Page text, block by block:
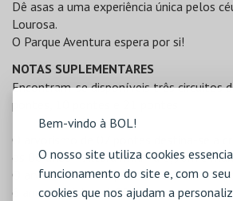
Bem-vindo à BOL!
O nosso site utiliza cookies
funcionamento do site e, com o
cookies que nos ajudam a
Dê asas a uma experiência única pelos
Lourosa.
O Parque Aventura espera por si!
NOTAS SUPLEMENTARES
Encontram-se disponíveis três circuitos
pontes, 10 pontes e 21 pontes
O arvorismo de 07 pontes destina-se a
os 06 anos - Altura mínima 0,90m e
O arvorismo de 10 pontes destina-se a
6 anos e mínimo 1,20 altura.